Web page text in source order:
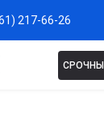
217-66-26